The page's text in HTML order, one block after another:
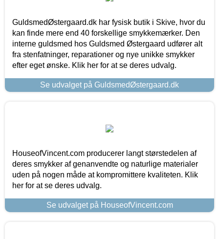
GuldsmedØstergaard.dk har fysisk butik i Skive, hvor du
kan finde mere end 40 forskellige smykkemærker. Den
interne guldsmed hos Guldsmed Østergaard udfører alt
fra stenfatninger, reparationer og nye unikke smykker
efter eget ønske. Klik her for at se deres udvalg.
Se udvalget på GuldsmedØstergaard.dk
HouseofVincent.com producerer langt størstedelen af
deres smykker af genanvendte og naturlige materialer
uden på nogen måde at kompromittere kvaliteten. Klik
her for at se deres udvalg.
Se udvalget på HouseofVincent.com